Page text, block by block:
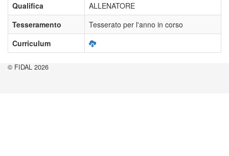
Qualifica
ALLENATORE
Tesseramento
Tesserato per l'anno in corso
Curriculum
© FIDAL 2026